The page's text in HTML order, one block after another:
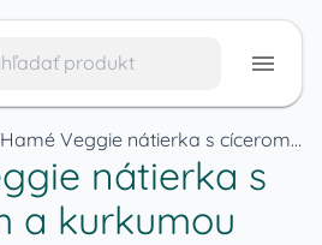
Hamé Veggie nátierka s cícerom a kurkumou
nátierka s
a kurkumou